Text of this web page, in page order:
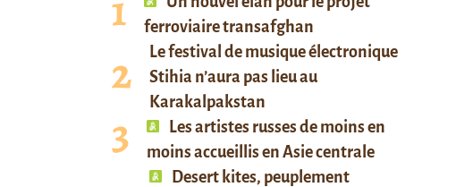
ferroviaire transafghan
Le festival de musique électronique
Stihia n’aura pas lieu au
Karakalpakstan
Les artistes russes de moins en
moins accueillis en Asie centrale
Desert kites, peuplement